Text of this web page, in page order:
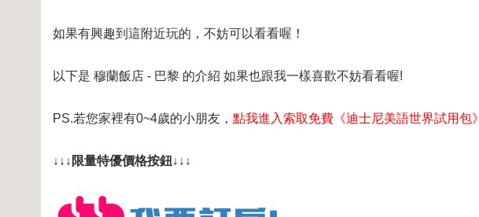
如果有興趣到這附近玩的，不妨可以看看喔！
以下是 穆蘭飯店 - 巴黎 的介紹 如果也跟我一樣喜歡不妨看看喔!
PS.若您家裡有0~4歲的小朋友， 點我進入索取免費《迪士尼美語世界試用包》
↓↓↓限量特優價格按鈕↓↓↓